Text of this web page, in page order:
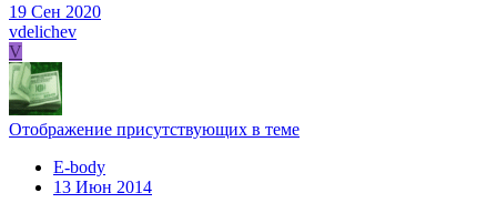
19 Сен 2020
vdelichev
V
Отображение присутствующих в теме
E-body
13 Июн 2014